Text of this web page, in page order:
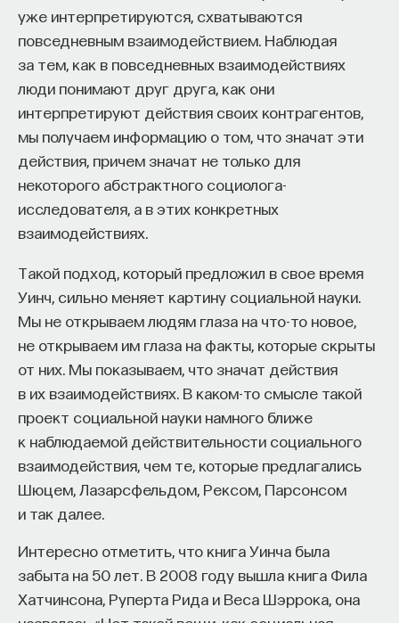
уже интерпретируются, схватываются
повседневным взаимодействием. Наблюдая
за тем, как в повседневных взаимодействиях
люди понимают друг друга, как они
интерпретируют действия своих контрагентов,
мы получаем информацию о том, что значат эти
действия, причем значат не только для
некоторого абстрактного социолога-
исследователя, а в этих конкретных
взаимодействиях.
Такой подход, который предложил в свое время
Уинч, сильно меняет картину социальной науки.
Мы не открываем людям глаза на что-то новое,
не открываем им глаза на факты, которые скрыты
от них. Мы показываем, что значат действия
в их взаимодействиях. В каком-то смысле такой
проект социальной науки намного ближе
к наблюдаемой действительности социального
взаимодействия, чем те, которые предлагались
Шюцем, Лазарсфельдом, Рексом, Парсонсом
и так далее.
Интересно отметить, что книга Уинча была
забыта на 50 лет. В 2008 году вышла книга Фила
Хатчинсона, Руперта Рида и Веса Шэррока, она